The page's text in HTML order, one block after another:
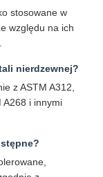
stosowane w
względu na ich
nierdzewnej?
z ASTM A312,
A268 i innymi